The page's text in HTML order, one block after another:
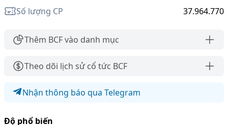
Số lượng CP
37.964.770
Thêm BCF vào danh mục
Theo dõi lịch sử cổ tức BCF
Nhận thông báo qua Telegram
Độ phổ biến